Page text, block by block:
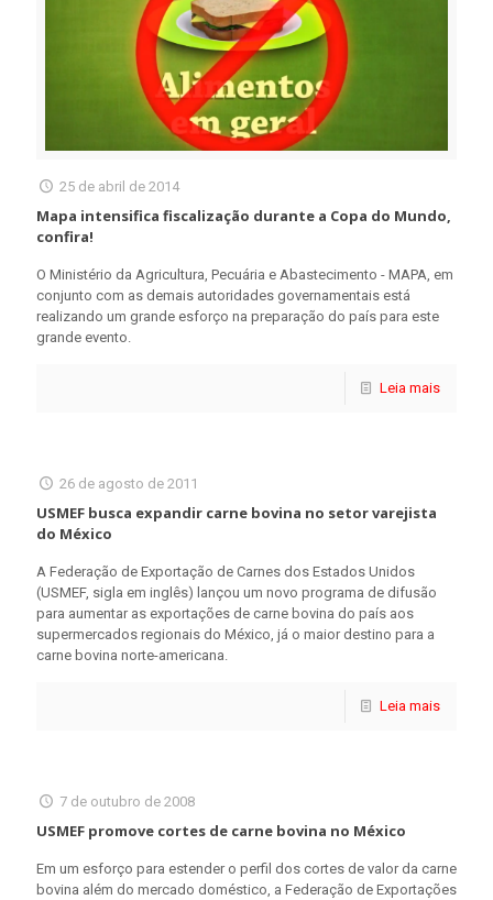
25 de abril de 2014
Mapa intensifica fiscalização durante a Copa do Mundo,
confira!
O Ministério da Agricultura, Pecuária e Abastecimento - MAPA, em
conjunto com as demais autoridades governamentais está
realizando um grande esforço na preparação do país para este
grande evento.
Leia mais
26 de agosto de 2011
USMEF busca expandir carne bovina no setor varejista
do México
A Federação de Exportação de Carnes dos Estados Unidos
(USMEF, sigla em inglês) lançou um novo programa de difusão
para aumentar as exportações de carne bovina do país aos
supermercados regionais do México, já o maior destino para a
carne bovina norte-americana.
Leia mais
7 de outubro de 2008
USMEF promove cortes de carne bovina no México
Em um esforço para estender o perfil dos cortes de valor da carne
bovina além do mercado doméstico, a Federação de Exportações